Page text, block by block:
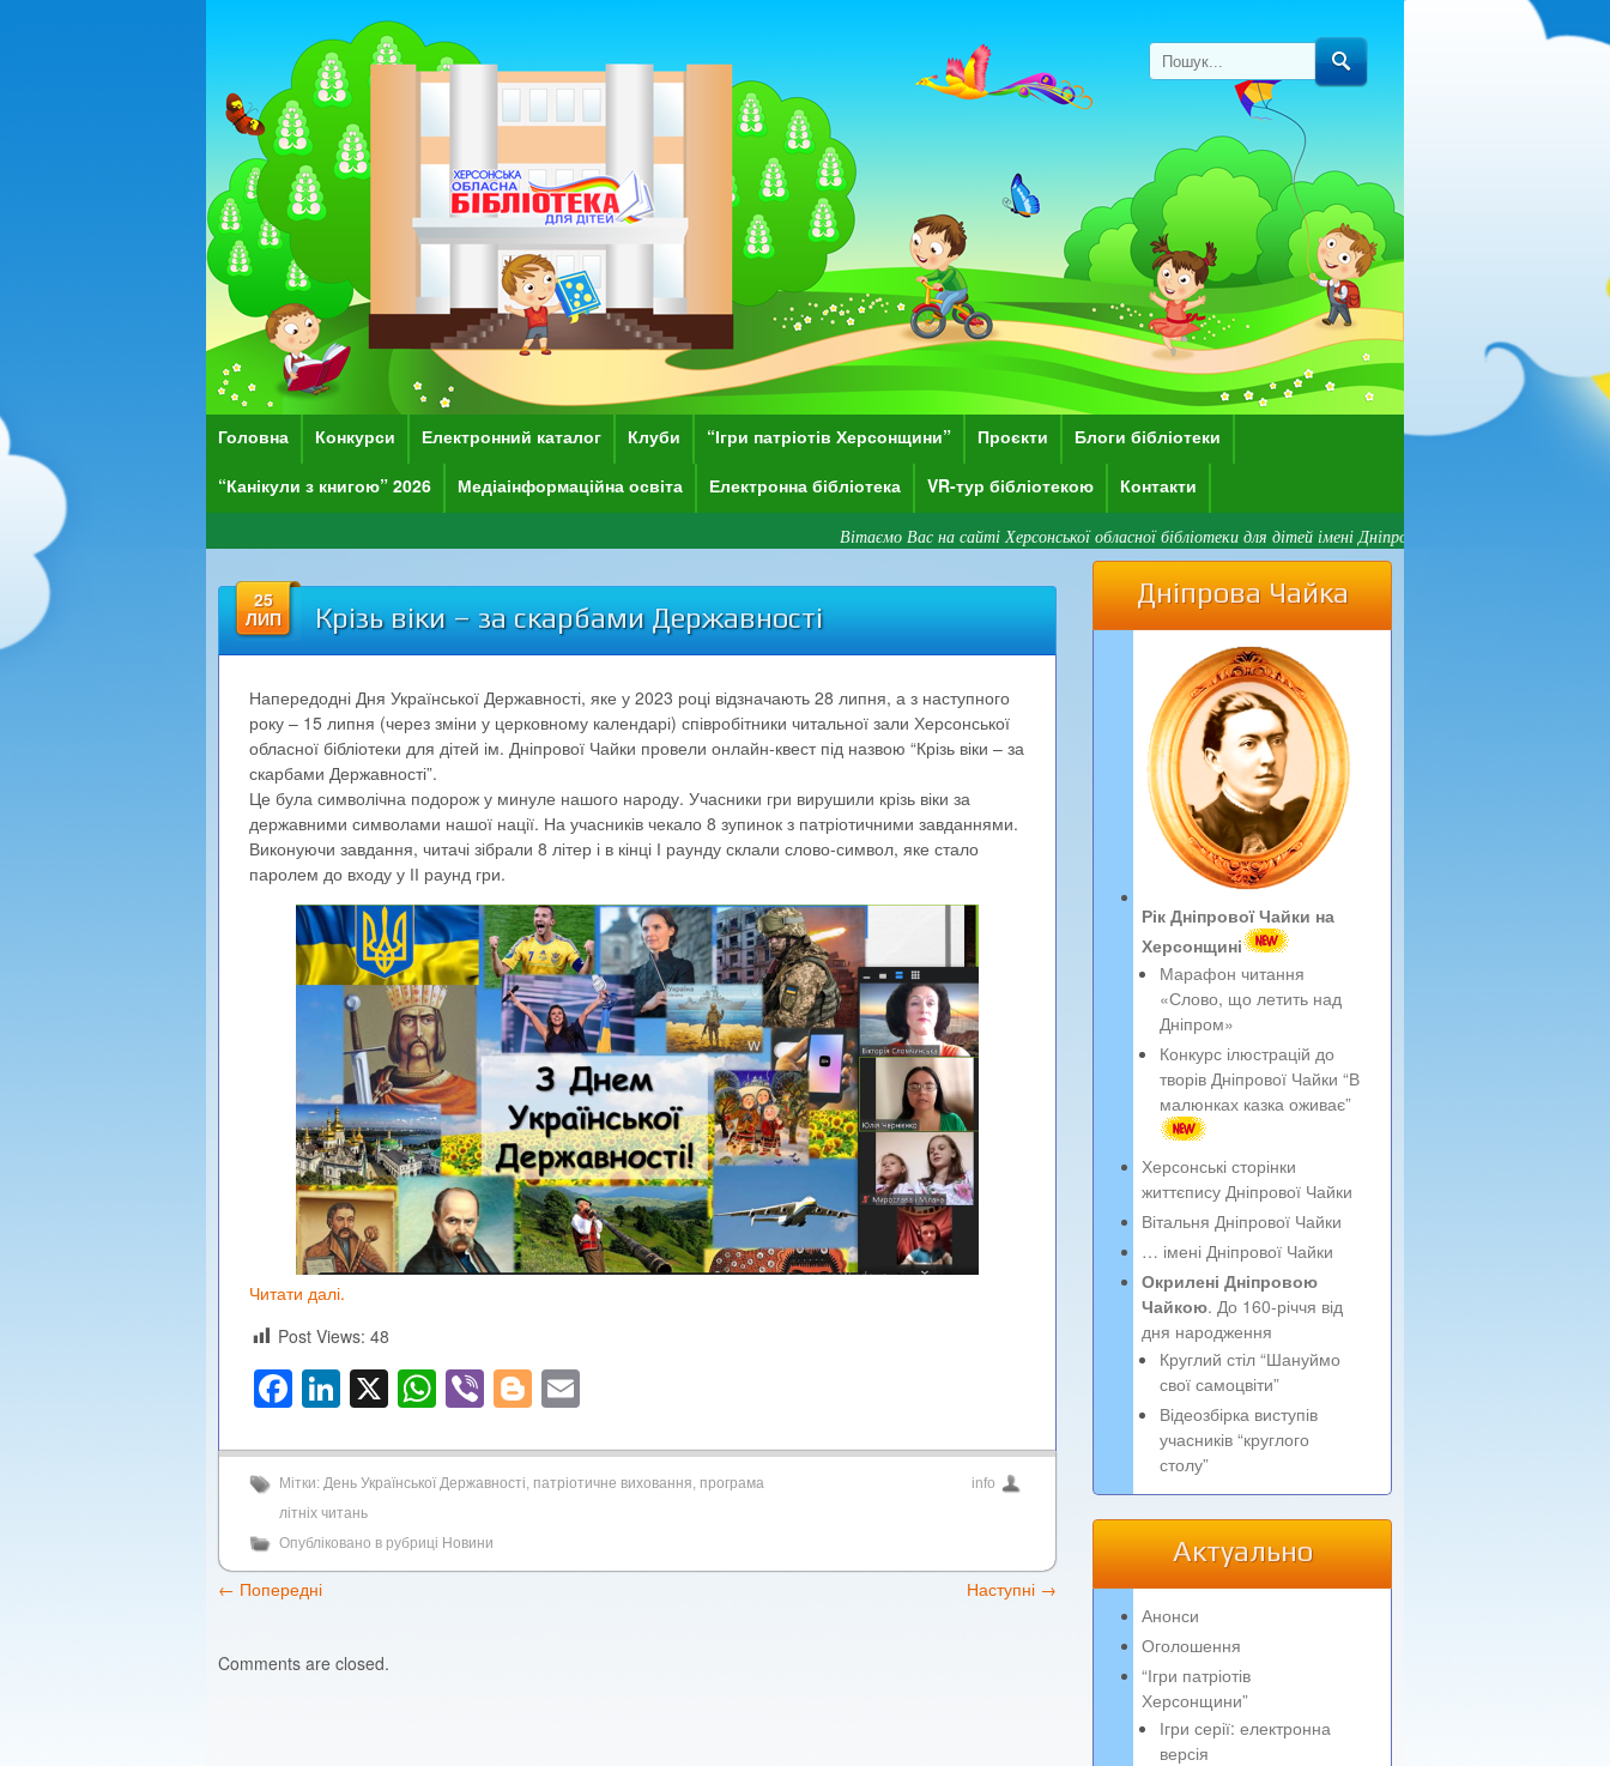
Головна Конкурси Електронний каталог Клуби “Ігри патріотів Херсонщини” Проєкти Блоги бібліотеки
“Канікули з книгою” 2026 Медіаінформаційна освіта Електронна бібліотека VR-тур бібліотекою Контакти
Вітаємо Вас на сайті Херсонської обласної бібліотеки для дітей імені Дніпрової Чайки! Зверніть увагу: наразі
25
ЛИП
Крізь віки – за скарбами Державності
Напередодні Дня Української Державності, яке у 2023 році відзначають 28 липня, а з наступного
року – 15 липня (через зміни у церковному календарі) співробітники читальної зали Херсонської
обласної бібліотеки для дітей ім. Дніпрової Чайки провели онлайн-квест під назвою “Крізь віки – за
скарбами Державності”.
Це була символічна подорож у минуле нашого народу. Учасники гри вирушили крізь віки за
державними символами нашої нації. На учасників чекало 8 зупинок з патріотичними завданнями.
Виконуючи завдання, читачі зібрали 8 літер і в кінці І раунду склали слово-символ, яке стало
паролем до входу у ІІ раунд гри.
Читати далі.
Post Views: 48
Facebook
LinkedIn
X WhatsApp
ViberBlogger
Мітки: День Української Державності, патріотичне виховання, програма
літніх читань
Опубліковано в рубриці Новини
info
← Попередні Наступні →
Comments are closed.
Дніпрова Чайка
Рік Дніпрової Чайки на
Херсонщині
Марафон читання
«Слово, що летить над
Дніпром»
Конкурс ілюстрацій до
творів Дніпрової Чайки “В
малюнках казка оживає”
Херсонські сторінки
життєпису Дніпрової Чайки
Вітальня Дніпрової Чайки
… імені Дніпрової Чайки
Окрилені Дніпровою
Чайкою. До 160-річчя від
дня народження
Круглий стіл “Шануймо
свої самоцвіти”
Відеозбірка виступів
учасників “круглого
столу”
Актуально
Анонси
Оголошення
“Ігри патріотів
Херсонщини”
Ігри серії: електронна
версія